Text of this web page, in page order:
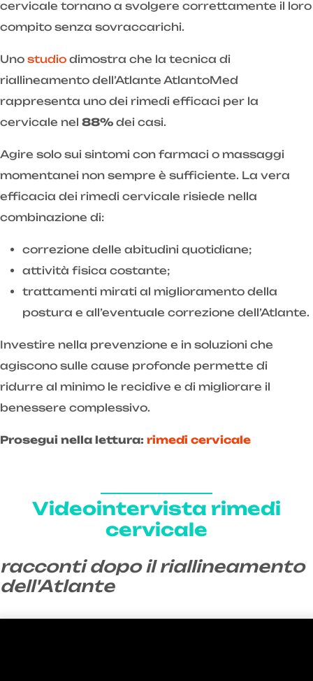
cervicale tornano a svolgere correttamente il loro
compito senza sovraccarichi.
Uno studio dimostra che la tecnica di
riallineamento dell’Atlante AtlantoMed
rappresenta uno dei rimedi efficaci per la
cervicale nel 88% dei casi.
Agire solo sui sintomi con farmaci o massaggi
momentanei non sempre è sufficiente. La vera
efficacia dei rimedi cervicale risiede nella
combinazione di:
correzione delle abitudini quotidiane;
attività fisica costante;
trattamenti mirati al miglioramento della
postura e all’eventuale correzione dell’Atlante.
Investire nella prevenzione e in soluzioni che
agiscono sulle cause profonde permette di
ridurre al minimo le recidive e di migliorare il
benessere complessivo.
Prosegui nella lettura: rimedi cervicale
Videointervista rimedi
cervicale
racconti dopo il riallineamento
dell'Atlante